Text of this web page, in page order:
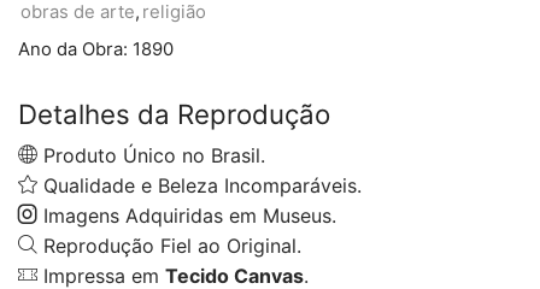
obras de arte, religião
Ano da Obra: 1890
Detalhes da Reprodução
Produto Único no Brasil.
Qualidade e Beleza Incomparáveis.
Imagens Adquiridas em Museus.
Reprodução Fiel ao Original.
Impressa em Tecido Canvas.